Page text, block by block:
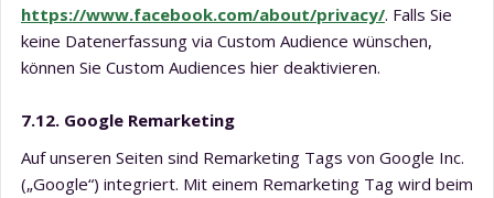
https://www.facebook.com/about/privacy/. Falls Sie
keine Datenerfassung via Custom Audience wünschen,
können Sie Custom Audiences hier deaktivieren.
7.12. Google Remarketing
Auf unseren Seiten sind Remarketing Tags von Google Inc.
(„Google“) integriert. Mit einem Remarketing Tag wird beim